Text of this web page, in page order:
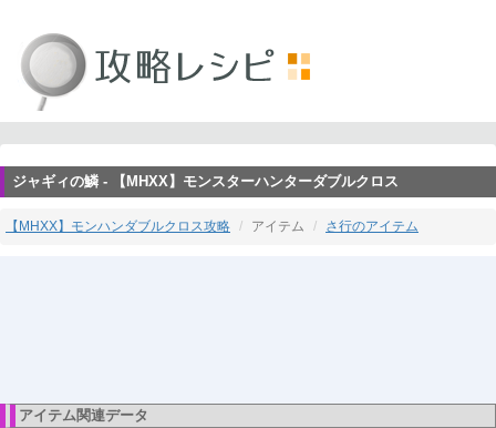
ジャギィの鱗 - 【MHXX】モンスターハンターダブルクロス
【MHXX】モンハンダブルクロス攻略 アイテム さ行のアイテム
アイテム関連データ